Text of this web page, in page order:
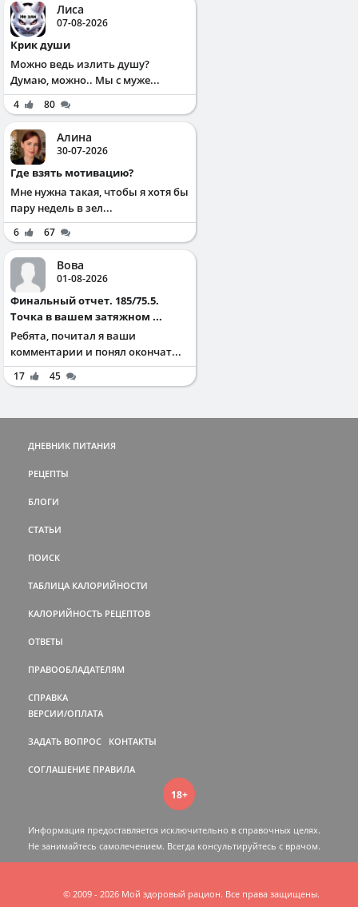
Лиса
07-08-2026
Крик души
Можно ведь излить душу?
Думаю, можно.. Мы с муже...
4 80
Алина
30-07-2026
Где взять мотивацию?
Мне нужна такая, чтобы я хотя бы
пару недель в зел...
6 67
Вова
01-08-2026
Финальный отчет. 185/75.5.
Точка в вашем затяжном ...
Ребята, почитал я ваши
комментарии и понял окончат...
17 45
ДНЕВНИК ПИТАНИЯ
РЕЦЕПТЫ
БЛОГИ
СТАТЬИ
ПОИСК
ТАБЛИЦА КАЛОРИЙНОСТИ
КАЛОРИЙНОСТЬ РЕЦЕПТОВ
ОТВЕТЫ
ПРАВООБЛАДАТЕЛЯМ
СПРАВКА
ВЕРСИИ/ОПЛАТА
ЗАДАТЬ ВОПРОС КОНТАКТЫ
СОГЛАШЕНИЕ ПРАВИЛА
18+
Информация предоставляется исключительно в справочных целях.
Не занимайтесь самолечением. Всегда консультируйтесь c врачом.
© 2009 - 2026 Мой здоровый рацион. Все права защищены.